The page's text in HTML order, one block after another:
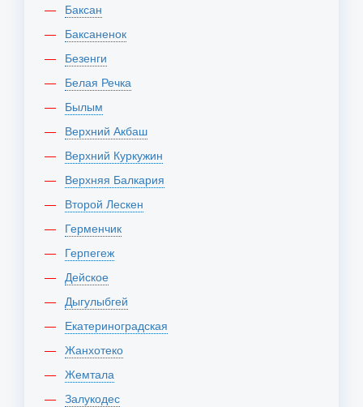
Баксан
Баксаненок
Безенги
Белая Речка
Былым
Верхний Акбаш
Верхний Куркужин
Верхняя Балкария
Второй Лескен
Герменчик
Герпегеж
Дейское
Дыгулыбгей
Екатериноградская
Жанхотеко
Жемтала
Залукодес